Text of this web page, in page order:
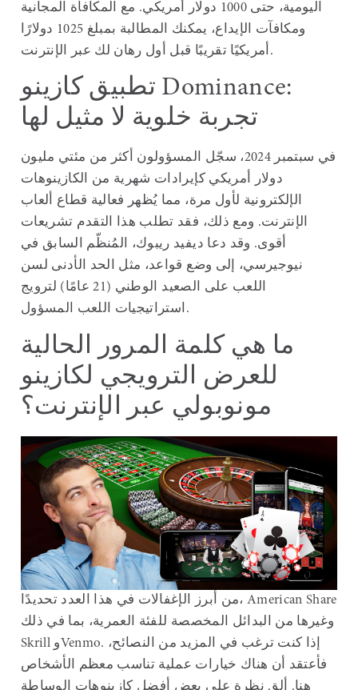
اليومية، حتى 1000 دولار أمريكي. مع المكافأة المجانية
ومكافآت الإيداع، يمكنك المطالبة بمبلغ 1025 دولارًا
أمريكيًا تقريبًا قبل أول رهان لك عبر الإنترنت.
تطبيق كازينو Dominance:
تجربة خلوية لا مثيل لها
في سبتمبر 2024، سجّل المسؤولون أكثر من مئتي مليون
دولار أمريكي كإيرادات شهرية من الكازينوهات
الإلكترونية لأول مرة، مما يُظهر فعالية قطاع ألعاب
الإنترنت. ومع ذلك، فقد تطلب هذا التقدم تشريعات
أقوى. وقد دعا ديفيد ريبوك، المُنظّم السابق في
نيوجيرسي، إلى وضع قواعد، مثل الحد الأدنى لسن
اللعب على الصعيد الوطني (21 عامًا) لترويج
استراتيجيات اللعب المسؤول.
ما هي كلمة المرور الحالية
للعرض الترويجي لكازينو
مونوبولي عبر الإنترنت؟
من أبرز الإغفالات في هذا العدد تحديدًا، American Share
وغيرها من البدائل المخصصة للفئة العمرية، بما في ذلك
Skrill وVenmo. إذا كنت ترغب في المزيد من النصائح،
فأعتقد أن هناك خيارات عملية تناسب معظم الأشخاص
هنا. ألقِ نظرة على بعض أفضل كازينوهات الوساطة